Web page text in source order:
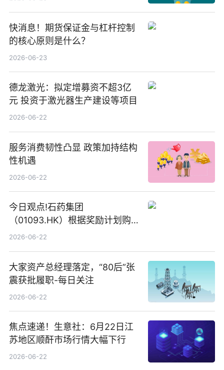
快消息！期货保证金与杠杆控制
的核心原则是什么？
2026-06-23
德龙激光：拟定增募资不超3亿
元 投资于激光器生产建设等项目
2026-06-22
服务消费韧性凸显 政策加持结构
性机遇
2026-06-22
今日观点!石药集团
（01093.HK）根据奖励计划购
回580万股
2026-06-22
大家资产总经理落定，“80后”张
震获批履职-每日关注
2026-06-22
焦点速递！生意社：6月22日江
苏地区顺酐市场行情大幅下行
2026-06-22